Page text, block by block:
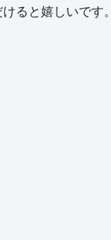
ると嬉しいです。